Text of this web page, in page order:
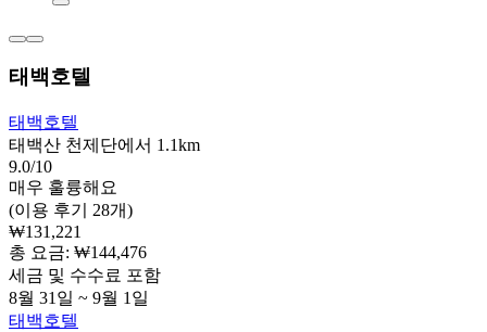
태백호텔
태백호텔
태백산 천제단에서 1.1km
9.0/10
매우 훌륭해요
(이용 후기 28개)
₩131,221
총 요금: ₩144,476
세금 및 수수료 포함
8월 31일 ~ 9월 1일
태백호텔